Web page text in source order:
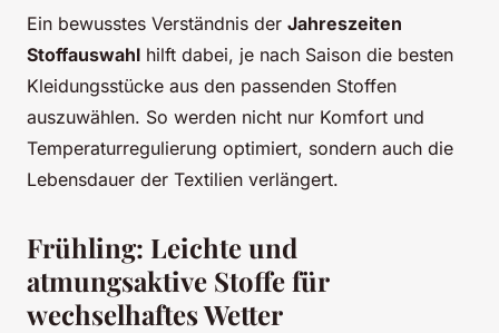
Ein bewusstes Verständnis der Jahreszeiten
Stoffauswahl hilft dabei, je nach Saison die besten
Kleidungsstücke aus den passenden Stoffen
auszuwählen. So werden nicht nur Komfort und
Temperaturregulierung optimiert, sondern auch die
Lebensdauer der Textilien verlängert.
Frühling: Leichte und
atmungsaktive Stoffe für
wechselhaftes Wetter